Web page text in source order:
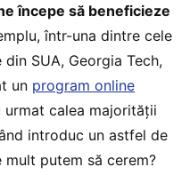
începe să beneficieze
într-una dintre cele
SUA, Georgia Tech,
un program online
urmat calea majorității
introduc un astfel de
putem să cerem?